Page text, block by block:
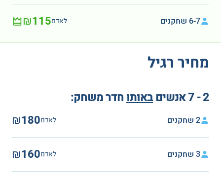
6-7 שחקנים לאדם₪115
מחיר רגיל
2 - 7 אנשים באותו חדר משחק:
2 שחקנים לאדם₪180
3 שחקנים לאדם₪160